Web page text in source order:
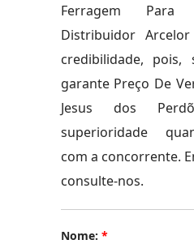
Ferragem Para
Distribuidor
credibilidade,
garante Preço De
Jesus dos
superioridade
com a concorrente.
consulte-nos.
Nome: *